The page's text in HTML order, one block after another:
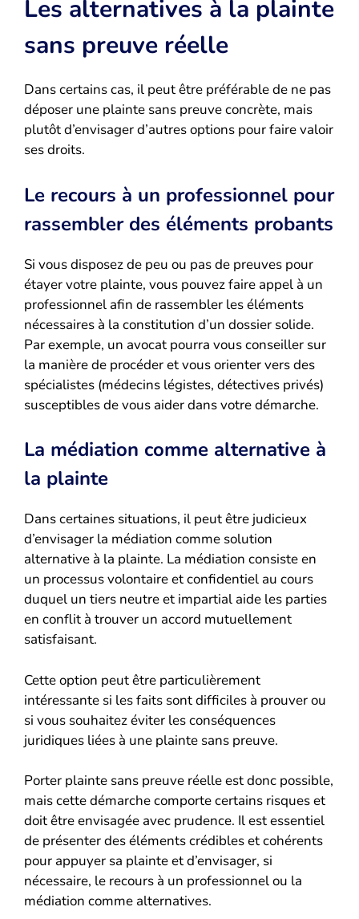
Les alternatives à la plainte
sans preuve réelle
Dans certains cas, il peut être préférable de ne pas
déposer une plainte sans preuve concrète, mais
plutôt d’envisager d’autres options pour faire valoir
ses droits.
Le recours à un professionnel pour
rassembler des éléments probants
Si vous disposez de peu ou pas de preuves pour
étayer votre plainte, vous pouvez faire appel à un
professionnel afin de rassembler les éléments
nécessaires à la constitution d’un dossier solide.
Par exemple, un avocat pourra vous conseiller sur
la manière de procéder et vous orienter vers des
spécialistes (médecins légistes, détectives privés)
susceptibles de vous aider dans votre démarche.
La médiation comme alternative à
la plainte
Dans certaines situations, il peut être judicieux
d’envisager la médiation comme solution
alternative à la plainte. La médiation consiste en
un processus volontaire et confidentiel au cours
duquel un tiers neutre et impartial aide les parties
en conflit à trouver un accord mutuellement
satisfaisant.
Cette option peut être particulièrement
intéressante si les faits sont difficiles à prouver ou
si vous souhaitez éviter les conséquences
juridiques liées à une plainte sans preuve.
Porter plainte sans preuve réelle est donc possible,
mais cette démarche comporte certains risques et
doit être envisagée avec prudence. Il est essentiel
de présenter des éléments crédibles et cohérents
pour appuyer sa plainte et d’envisager, si
nécessaire, le recours à un professionnel ou la
médiation comme alternatives.